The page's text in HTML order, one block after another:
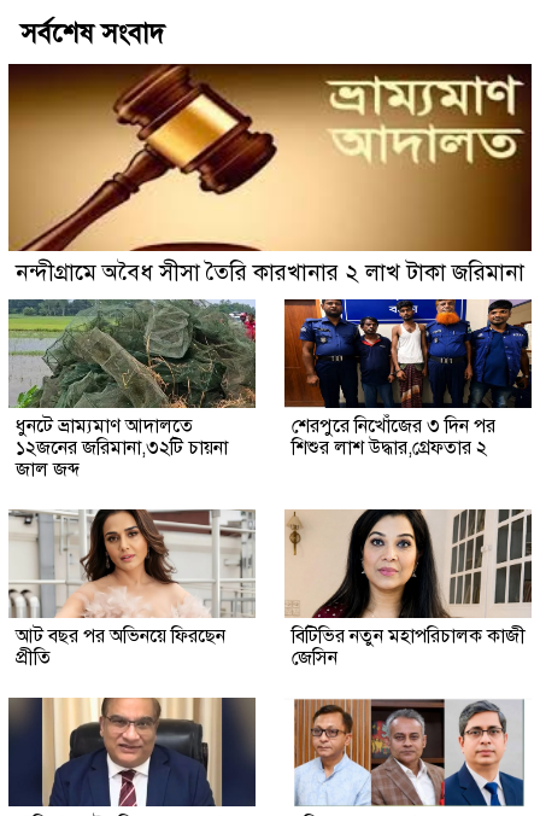
সর্বশেষ সংবাদ
নন্দীগ্রামে অবৈধ সীসা তৈরি কারখানার ২ লাখ টাকা জরিমানা
ধুনটে ভ্রাম্যমাণ আদালতে
১২জনের জরিমানা,৩২টি চায়না
জাল জব্দ
শেরপুরে নিখোঁজের ৩ দিন পর
শিশুর লাশ উদ্ধার,গ্রেফতার ২
আট বছর পর অভিনয়ে ফিরছেন
প্রীতি
বিটিভির নতুন মহাপরিচালক কাজী
জেসিন